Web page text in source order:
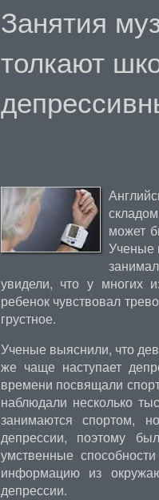
Занятия
толкают
может
Ученые
увидели, что у многих
ребенок чувствовал
грустное.
Ученые выяснили, что
же чаще наступает
времени посвящали
наблюдали несколько
занимаются спортом,
депрессии, поэтому
умственные
информацию из
депрессии.